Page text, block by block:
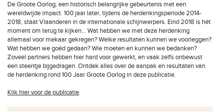
De Groote Oorlog, een historisch belangrijke gebeurtenis met een
wereldwijde impact. 100 jaar later, tijdens de herdenkingsperiode 2014-
2018, staat Vlaanderen in de internationale schijnwerpers. Eind 2018 is hét
moment om terug te kijken… Wat hebben we met deze herdenking
allemaal voor mekaar gekregen? Welke resultaten kunnen we voorleggen?
Wat hebben we goéd gedaan? Wie moeten en kunnen we bedanken?
Zoveel partners hebben hier hard voor gewerkt, en vaak zelfs onbewust
een steentje bijgedragen. Ontdek alles over de aanpak en resultaten van
de herdenking rond 100 Jaar Groote Oorlog in deze publicatie.
Klik hier voor de publicatie.